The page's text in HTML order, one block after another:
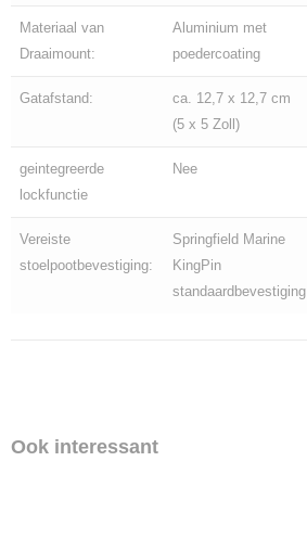
Materiaal van
Draaimount:
Aluminium met
poedercoating
Gatafstand:
ca. 12,7 x 12,7 cm
(5 x 5 Zoll)
geintegreerde
lockfunctie
Nee
Vereiste
stoelpootbevestiging:
Springfield Marine
KingPin
standaardbevestiging
Ook interessant